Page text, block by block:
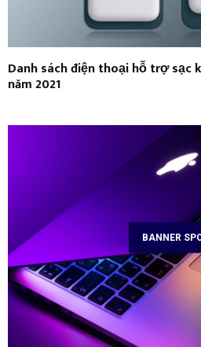
Danh sách điện thoại hỗ trợ sạc
năm 2021
BANNER